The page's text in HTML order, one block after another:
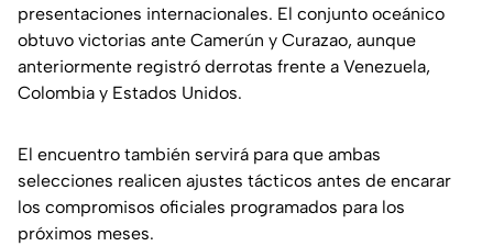
presentaciones internacionales. El conjunto oceánico
obtuvo victorias ante Camerún y Curazao, aunque
anteriormente registró derrotas frente a Venezuela,
Colombia y Estados Unidos.
El encuentro también servirá para que ambas
selecciones realicen ajustes tácticos antes de encarar
los compromisos oficiales programados para los
próximos meses.